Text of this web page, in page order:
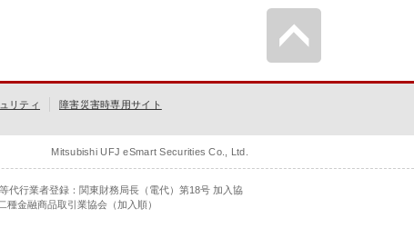
リティ
障害災害時専用サイト
Mitsubishi UFJ eSmart Securities Co., Ltd.
代行業者登録：関東財務局長（電代）第18号 加入協
金融商品取引業協会（加入順）